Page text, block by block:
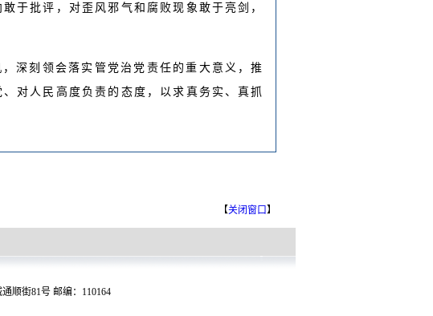
于批评，对歪风邪气和腐败现象敢于亮剑，
深刻领会落实管党治党责任的重大意义，推
对人民高度负责的态度，以求真务实、真抓
【关闭窗口】
顺街81号 邮编：110164